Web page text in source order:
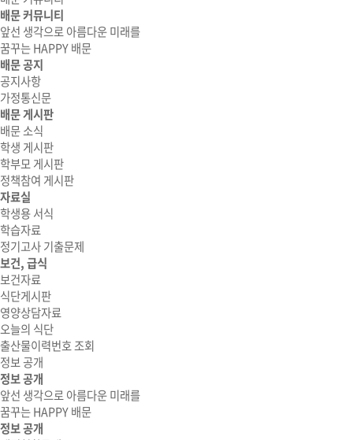
배문 커뮤니티
앞선 생각으로 아름다운 미래를
꿈꾸는 HAPPY 배문
배문 공지
공지사항
가정통신문
배문 게시판
배문 소식
학생 게시판
학부모 게시판
정책참여 게시판
자료실
학생용 서식
학습자료
정기고사 기출문제
보건, 급식
보건자료
식단게시판
영양상담자료
오늘의 식단
출산물이력번호 조회
정보 공개
정보 공개
앞선 생각으로 아름다운 미래를
꿈꾸는 HAPPY 배문
정보 공개